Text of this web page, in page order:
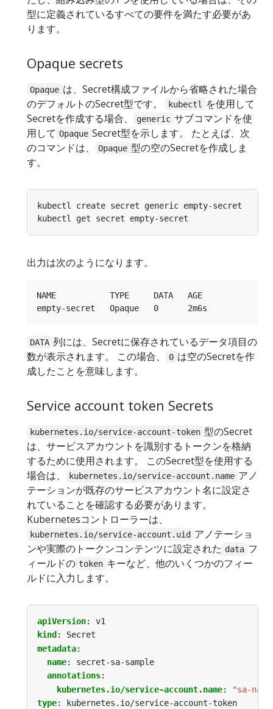
型に定義されているすべての要件を満たす必要があ
ります。
Opaque secrets
Opaque は、Secret構成ファイルから省略された場合
のデフォルトのSecret型です。
kubectl
を使用して
Secretを作成する場合、
generic サブコマンドを使
用して Opaque Secret型を示します。 たとえば、次
のコマンドは、
Opaque 型の空のSecretを作成しま
す。
出力は次のようになります。
NAME           TYPE     DATA   AGE
DATA 列には、Secretに保存されているデータ項目の
数が表示されます。 この場合、
0 は空のSecretを作
成したことを意味します。
Service account token Secrets
kubernetes.io/service-account-token 型のSecret
は、サービスアカウントを識別するトークンを格納
するために使用されます。 このSecret型を使用する
場合は、
kubernetes.io/service-account.name アノ
テーションが既存のサービスアカウント名に設定さ
れていることを確認する必要があります。
Kubernetesコントローラーは、
kubernetes.io/service-account.uid アノテーショ
ンや実際のトークンコンテンツに設定された data フ
ィールドの token キーなど、他のいくつかのフィー
ルドに入力します。
apiVersion:
v1
kind :
Secret
metadata:
name:
secret-sa-sample
annotations:
kubernetes.io/service-account.name:
"sa-
type:
kubernetes.io/service-account-token